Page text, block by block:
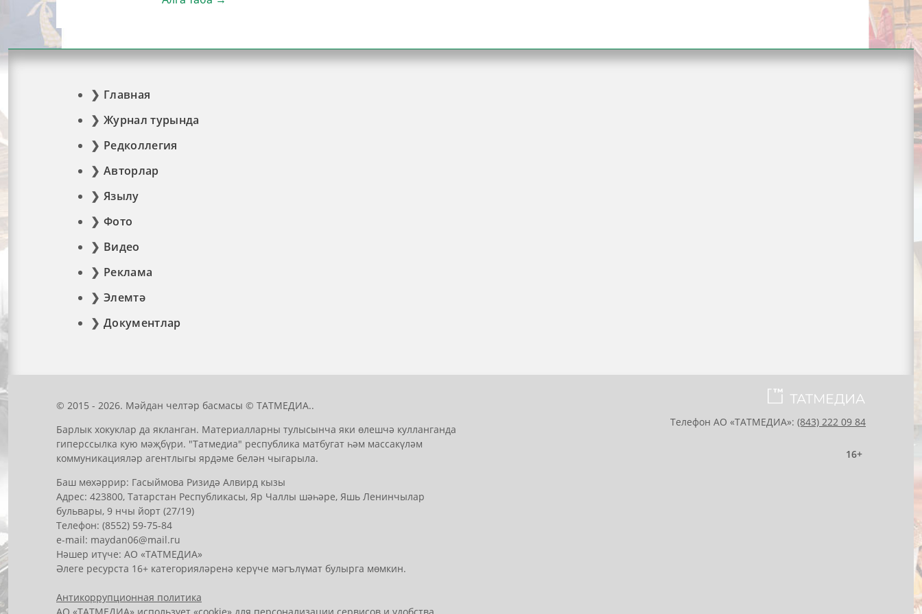
Главная
Журнал турында
Редколлегия
Авторлар
Язылу
Фото
Видео
Реклама
Элемтә
Документлар
© 2015 - 2026. Мәйдан челтәр басмасы © ТАТМЕДИА..
Барлык хокуклар да якланган. Материалларны тулысынча яки өлешчә кулланганда
гиперссылка кую мәҗбүри. "Татмедиа" республика матбугат һәм массакүләм
коммуникацияләр агентлыгы ярдәме белән чыгарыла.
Баш мөхәррир: Гасыймова Ризидә Алвирд кызы
Адрес: 423800, Татарстан Республикасы, Яр Чаллы шәһәре, Яшь Ленинчылар
бульвары, 9 нчы йорт (27/19)
Телефон: (8552) 59-75-84
е-mail: mауdаn06@mail.гu
Нәшер итүче: АО «ТАТМЕДИА»
Әлеге ресурста 16+ категорияләренә керүче мәгълүмат булырга мөмкин.
Антикоррупционная политика
Телефон АО «ТАТМЕДИА»: (843) 222 09 84
16+